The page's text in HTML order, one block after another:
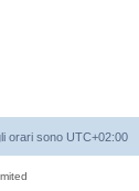
orari sono UTC+02:00